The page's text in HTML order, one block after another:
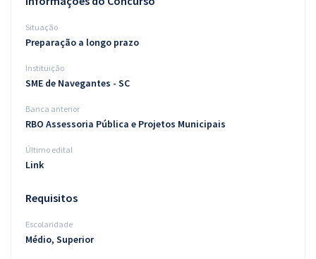
Conteúdo gratuito
Blog
Situação
Preparação a longo prazo
Instituição
SME de Navegantes - SC
Banca anterior
RBO Assessoria Pública e Projetos Municipais
Último edital
Link
Requisitos
Escolaridade
Médio, Superior